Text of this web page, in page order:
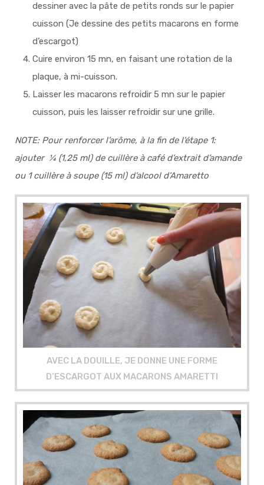
dessiner avec la pâte de petits ronds sur le papier
cuisson (Je dessine des petits macarons en forme
d’escargot)
Cuire environ 15 mn, en faisant une rotation de la
plaque, à mi-cuisson.
Laisser les macarons refroidir 5 mn sur le papier
cuisson, puis les laisser refroidir sur une grille.
NOTE: Pour renforcer l’arôme, à la fin de l’étape 1:
ajouter ¼ (1,25 ml) de cuillère à café d’extrait d’amande
ou 1 cuillère à soupe (15 ml) d’alcool d’Amaretto
AVEC LA DOUILLE, JE DONNE UNE FORME
D’ESCARGOT AUX MACARONS AMARETTI